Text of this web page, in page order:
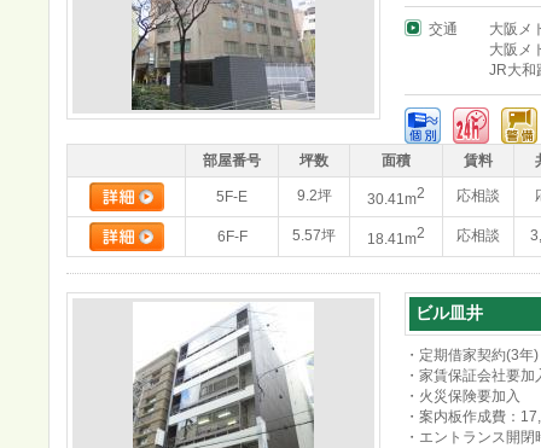
交通
大阪メ
大阪メ
JR大和
部屋番号 坪数 面積 賃料
5F-E 9.2坪 30.41m2 応相談
6F-F 5.57坪 18.41m2 応相談
ビル皿井
・定期借家契約(3年)
・家賃保証会社要加
・火災保険要加入
・案内板作成費：
・エントランス開